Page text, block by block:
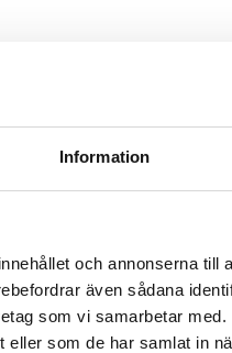
Information
och annonserna till
även sådana
som vi samarbetar
som de har samlat in
förslag till föreskrifter